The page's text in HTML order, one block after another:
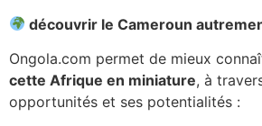
découvrir le Cameroun
Ongola.com permet de mieux
cette Afrique en miniature, à
opportunités et ses potentialités :